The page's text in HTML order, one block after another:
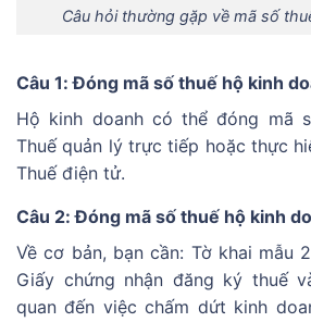
Câu hỏi thường gặp về mã số
Câu 1: Đóng mã số thuế hộ kinh
Hộ kinh doanh có thể đóng mã
Thuế quản lý trực tiếp hoặc thực
Thuế điện tử.
Câu 2: Đóng mã số thuế hộ kinh
Về cơ bản, bạn cần: Tờ khai mẫu
Giấy chứng nhận đăng ký thuế
quan đến việc chấm dứt kinh